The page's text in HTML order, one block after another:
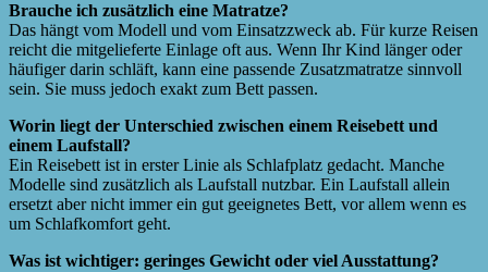
Brauche ich zusätzlich eine Matratze?
Das hängt vom Modell und vom Einsatzzweck ab. Für kurze Reisen
reicht die mitgelieferte Einlage oft aus. Wenn Ihr Kind länger oder
häufiger darin schläft, kann eine passende Zusatzmatratze sinnvoll
sein. Sie muss jedoch exakt zum Bett passen.
Worin liegt der Unterschied zwischen einem Reisebett und
einem Laufstall?
Ein Reisebett ist in erster Linie als Schlafplatz gedacht. Manche
Modelle sind zusätzlich als Laufstall nutzbar. Ein Laufstall allein
ersetzt aber nicht immer ein gut geeignetes Bett, vor allem wenn es
um Schlafkomfort geht.
Was ist wichtiger: geringes Gewicht oder viel Ausstattung?